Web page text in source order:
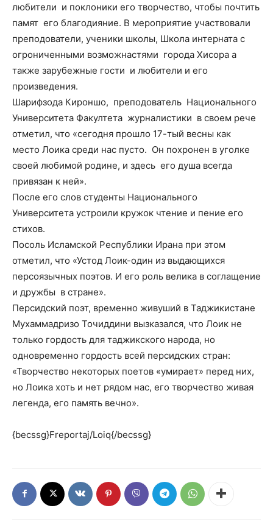
любители и поклоники его творчество, чтобы почтить
памят его благодияние. В мероприятие участвовали
преподователи, ученики школы, Школа интерната с
огрониченными возможнастями города Хисора а
также зарубежные гости и любители и его
произведения.
Шарифзода Кироншо, преподователь Национального
Университета Факултета журналистики в своем рече
отметил, что «сегодня прошло 17-тый весны как
место Лоика среди нас пусто. Он похронен в уголке
своей любимой родине, и здесь его душа всегда
привязан к ней».
После его слов студенты Национального
Университета устроили кружок чтение и пение его
стихов.
Посоль Исламской Республики Ирана при этом
отметил, что «Устод Лоик-один из выдающихся
персоязычных поэтов. И его роль велика в соглащение
и дружбы в стране».
Персидский поэт, временно живуший в Таджикистане
Мухаммадризо Точиддини вызказался, что Лоик не
только гордость для таджикского народа, но
одновременно гордость всей персидских стран:
«Творчество некоторых поетов «умирает» перед них,
но Лоика хоть и нет рядом нас, его творчество живая
легенда, его память вечно».
{becssg}Freportaj/Loiq{/becssg}